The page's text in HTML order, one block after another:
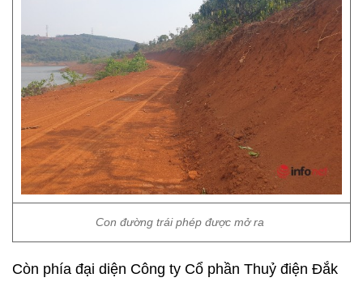
Con đường trái phép được mở ra
Còn phía đại diện Công ty Cổ phần Thuỷ điện Đắk